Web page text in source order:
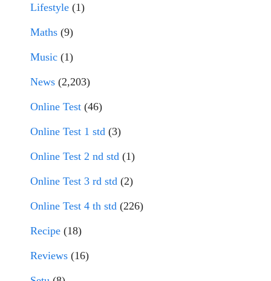
Lifestyle (1)
Maths (9)
Music (1)
News (2,203)
Online Test (46)
Online Test 1 std (3)
Online Test 2 nd std (1)
Online Test 3 rd std (2)
Online Test 4 th std (226)
Recipe (18)
Reviews (16)